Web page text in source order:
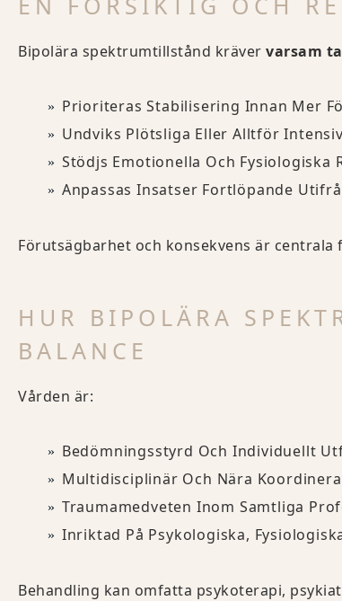
Bipolära spektrumtillstånd kräver varsam
Prioriteras Stabilisering Innan Mer
Undviks Plötsliga Eller Alltför
Stödjs Emotionella Och Fysiologiska
Anpassas Insatser Fortlöpande
Förutsägbarhet och konsekvens är
HUR BIPOLÄRA
BALANCE
Vården är:
Bedömningsstyrd Och Individuellt
Multidisciplinär Och Nära
Traumamedveten Inom Samtliga
Inriktad På Psykologiska,
Behandling kan omfatta psykoterapi,